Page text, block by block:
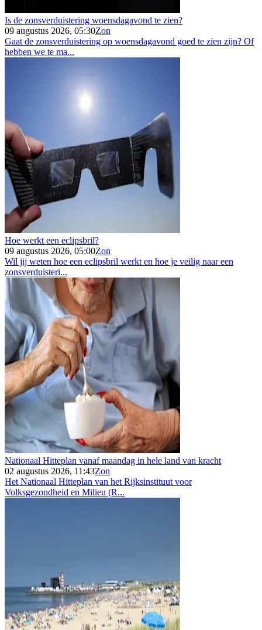
Is de zonsverduistering woensdagavond te zien?
09 augustus 2026, 05:30Zon
Gaat de zonsverduistering op woensdagavond goed te zien zijn? Of
hebben we te ma...
Hoe werkt een eclipsbril?
09 augustus 2026, 05:00Zon
Wil jij weten hoe een eclipsbril werkt en hoe je veilig naar een
zonsverduisteri...
Nationaal Hitteplan vanaf maandag in hele land van kracht
02 augustus 2026, 11:43Zon
Het Nationaal Hitteplan van het Rijksinstituut voor
Volksgezondheid en Milieu (R...